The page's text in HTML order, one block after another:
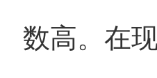
数高。在